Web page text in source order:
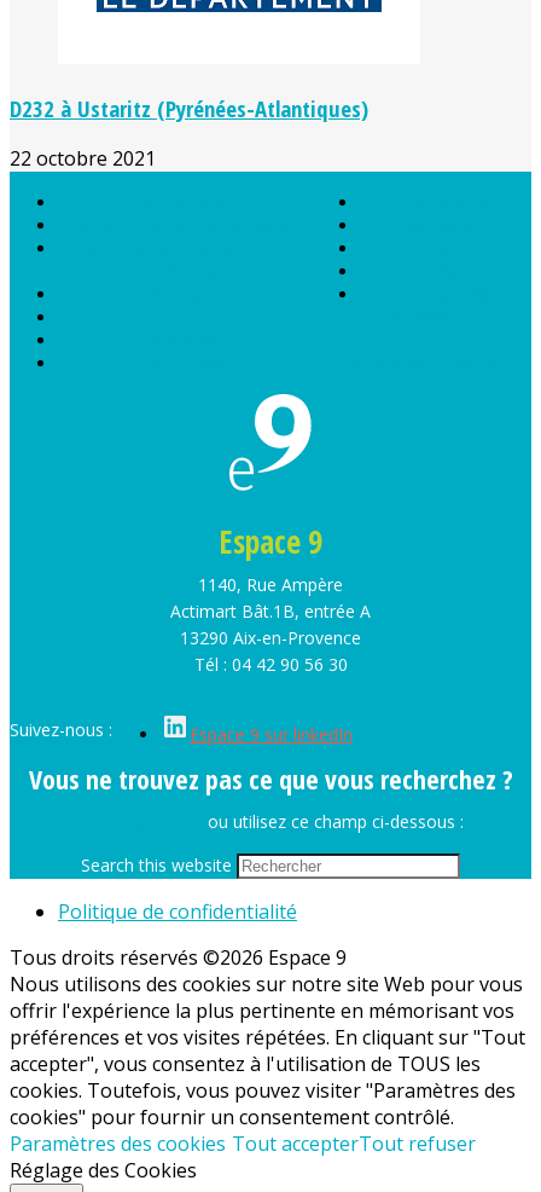
D232 à Ustaritz (Pyrénées-Atlantiques)
22 octobre 2021
Espace 9
1140, Rue Ampère
Actimart Bât.1B, entrée A
13290 Aix-en-Provence
Tél : 04 42 90 56 30
Suivez-nous : Espace 9 sur linkedIn
Vous ne trouvez pas ce que vous recherchez ?
ou utilisez ce champ ci-dessous :
Search this website
Politique de confidentialité
Tous droits réservés ©2026 Espace 9
Nous utilisons des cookies sur notre site Web pour vous
offrir l'expérience la plus pertinente en mémorisant vos
préférences et vos visites répétées. En cliquant sur "Tout
accepter", vous consentez à l'utilisation de TOUS les
cookies. Toutefois, vous pouvez visiter "Paramètres des
cookies" pour fournir un consentement contrôlé.
Paramètres des cookies Tout accepterTout refuser
Réglage des Cookies